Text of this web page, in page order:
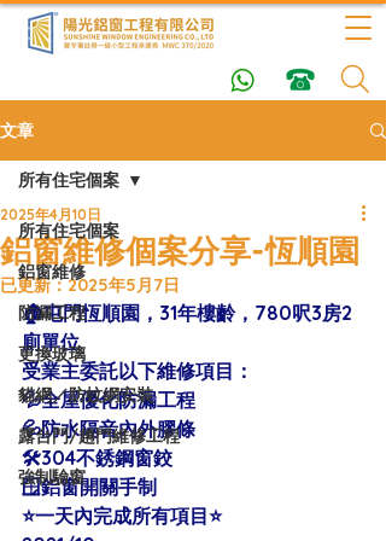
文章
所有住宅個案
鋁窗維修
防漏工程
更換玻璃
貓網／防蚊網安裝
露台門/趟門維修工程
強制驗窗
所有住宅個案
鋁窗維修個案分享-恆順園
2025年4月10日
已更新：2025年5月7日
🏠屯門恆順園，31年樓齡，780呎3房2
廁單位
受業主委託以下維修項目：
💦全屋優化防漏工程
💦防水隔音內外膠條
🛠304不銹鋼窗鉸
🪟鋁窗開關手制
⭐️一天內完成所有項目⭐️